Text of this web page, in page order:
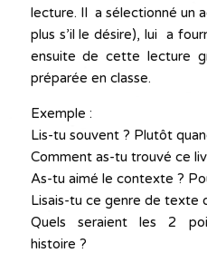
lecture. Il a sélectionné un
plus s’il le désire), lui a
ensuite de cette lecture
préparée en classe.
Exemple :
Lis-tu souvent ? Plutôt
Comment as-tu trouvé ce
As-tu aimé le contexte ?
Lisais-tu ce genre de texte
Quels seraient les 2
histoire ?